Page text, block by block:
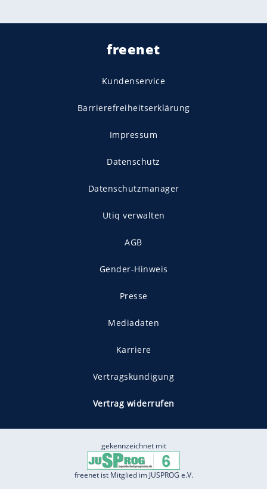
freenet
Kundenservice
Barrierefreiheitserklärung
Impressum
Datenschutz
Datenschutzmanager
Utiq verwalten
AGB
Gender-Hinweis
Presse
Mediadaten
Karriere
Vertragskündigung
Vertrag widerrufen
gekennzeichnet mit
freenet ist Mitglied im JUSPROG e.V.